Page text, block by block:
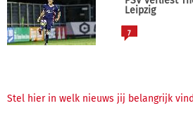
Leipzig
7
Stel hier in welk nieuws jij belangrijk